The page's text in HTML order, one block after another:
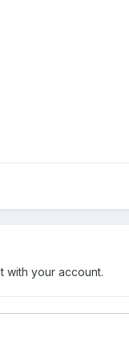
with your account.